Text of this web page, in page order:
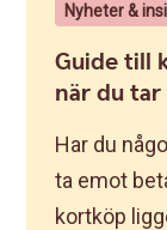
Nyheter &
Guide till
när du
Har du
ta emot
kortköp